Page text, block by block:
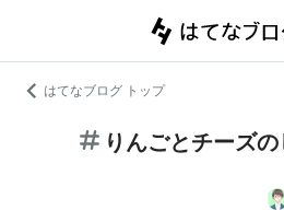
はてなブログ トップ
りんごとチーズ